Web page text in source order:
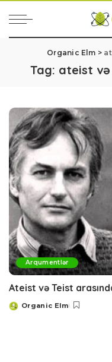
Organic Elm >
Tag: ateist və
Arqumentlər
Ateist və Teist
Posted
Organic Elm